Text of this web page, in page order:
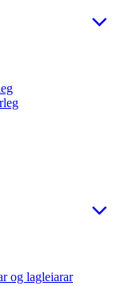
og lagleiarar